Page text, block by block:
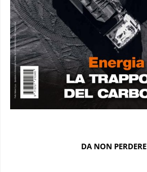
DA NON PERDERE